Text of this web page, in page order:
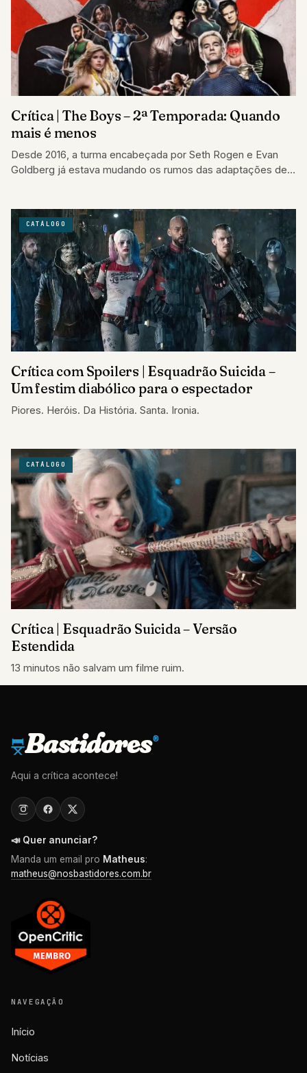
Crítica | The Boys – 2ª Temporada: Quando
mais é menos
Desde 2016, a turma encabeçada por Seth Rogen e Evan
Goldberg já estava mudando os rumos das adaptações de
CATÁLOGO
Crítica com Spoilers | Esquadrão Suicida –
Um festim diabólico para o espectador
Piores. Heróis. Da História. Santa. Ironia.
CATÁLOGO
Crítica | Esquadrão Suicida – Versão
Estendida
13 minutos não salvam um filme ruim.
Bastidores®
Aqui a crítica acontece!
📣 Quer anunciar?
Manda um email pro Matheus:
matheus@nosbastidores.com.br
NAVEGAÇÃO
Início
Notícias